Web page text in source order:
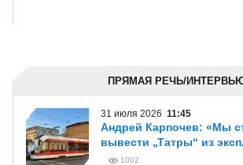
ПРЯМАЯ РЕЧЬ/
31 июля 2026 11:45
Андрей Карпочев: «Мы
вывести „Татры“ из
1002